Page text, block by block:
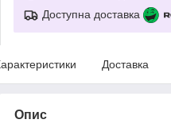
Доступна доставка
Доставка
Опис